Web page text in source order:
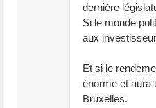
dernière
Si le monde
aux
Et si le
énorme et aura
Bruxelles.